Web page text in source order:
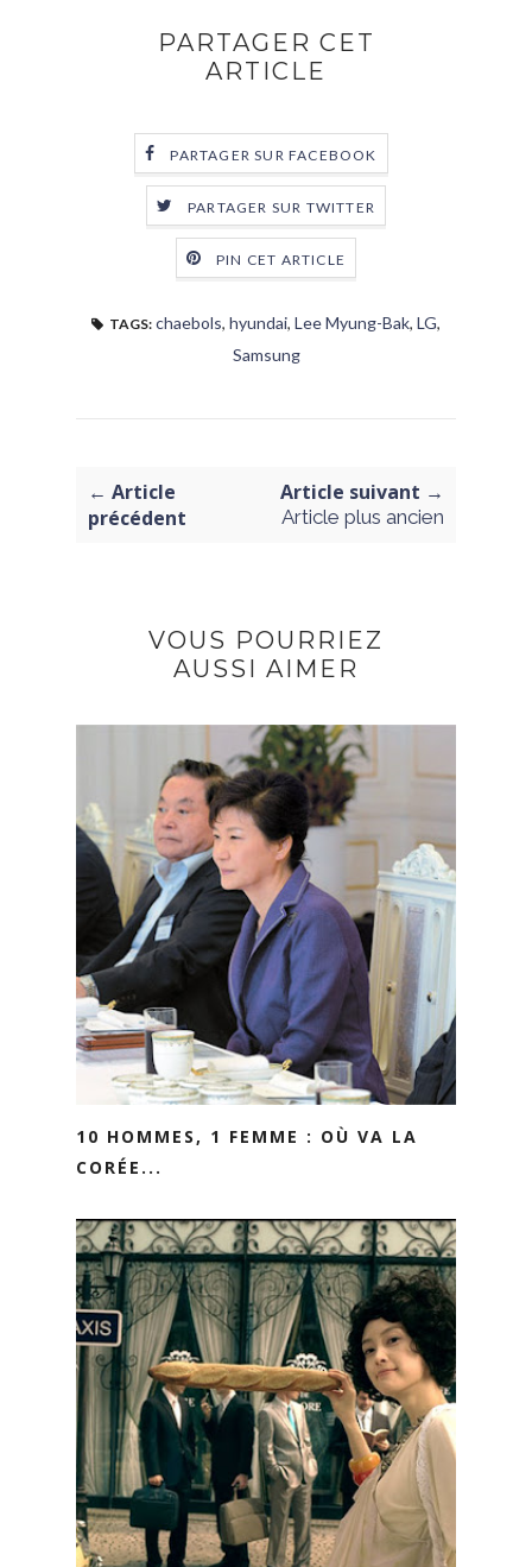
PARTAGER CET
ARTICLE
PARTAGER SUR FACEBOOK
PARTAGER SUR TWITTER
PIN CET ARTICLE
TAGS: chaebols, hyundai, Lee Myung-Bak, LG,
Samsung
← Article
précédent
Article suivant →
Article plus ancien
VOUS POURRIEZ
AUSSI AIMER
10 HOMMES, 1 FEMME : OÙ VA LA
CORÉE...